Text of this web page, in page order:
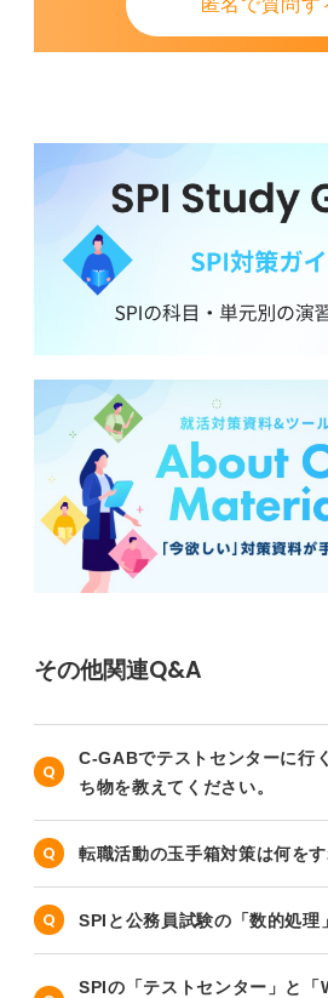
匿名で質問す
その他関連Q&A
C-GABでテストセンターに行
ち物を教えてください。
転職活動の玉手箱対策は何を
SPIと公務員試験の「数的処理
SPIの「テストセンター」と